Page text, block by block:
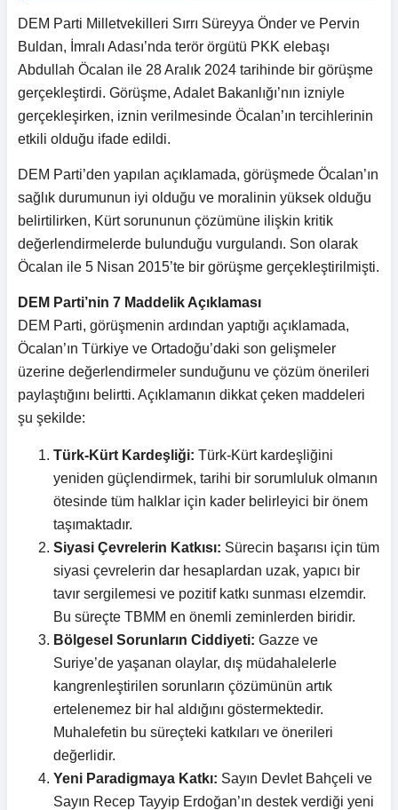
DEM Parti Milletvekilleri Sırrı Süreyya Önder ve Pervin
Buldan, İmralı Adası’nda terör örgütü PKK elebaşı
Abdullah Öcalan ile 28 Aralık 2024 tarihinde bir görüşme
gerçekleştirdi. Görüşme, Adalet Bakanlığı’nın izniyle
gerçekleşirken, iznin verilmesinde Öcalan’ın tercihlerinin
etkili olduğu ifade edildi.
DEM Parti’den yapılan açıklamada, görüşmede Öcalan’ın
sağlık durumunun iyi olduğu ve moralinin yüksek olduğu
belirtilirken, Kürt sorununun çözümüne ilişkin kritik
değerlendirmelerde bulunduğu vurgulandı. Son olarak
Öcalan ile 5 Nisan 2015’te bir görüşme gerçekleştirilmişti.
DEM Parti’nin 7 Maddelik Açıklaması
DEM Parti, görüşmenin ardından yaptığı açıklamada,
Öcalan’ın Türkiye ve Ortadoğu’daki son gelişmeler
üzerine değerlendirmeler sunduğunu ve çözüm önerileri
paylaştığını belirtti. Açıklamanın dikkat çeken maddeleri
şu şekilde:
Türk-Kürt Kardeşliği: Türk-Kürt kardeşliğini
yeniden güçlendirmek, tarihi bir sorumluluk olmanın
ötesinde tüm halklar için kader belirleyici bir önem
taşımaktadır.
Siyasi Çevrelerin Katkısı: Sürecin başarısı için tüm
siyasi çevrelerin dar hesaplardan uzak, yapıcı bir
tavır sergilemesi ve pozitif katkı sunması elzemdir.
Bu süreçte TBMM en önemli zeminlerden biridir.
Bölgesel Sorunların Ciddiyeti: Gazze ve
Suriye’de yaşanan olaylar, dış müdahalelerle
kangrenleştirilen sorunların çözümünün artık
ertelenemez bir hal aldığını göstermektedir.
Muhalefetin bu süreçteki katkıları ve önerileri
değerlidir.
Yeni Paradigmaya Katkı: Sayın Devlet Bahçeli ve
Sayın Recep Tayyip Erdoğan’ın destek verdiği yeni